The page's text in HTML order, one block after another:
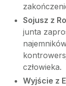
Sojusz z
junta
człowieka.
Wyjście z